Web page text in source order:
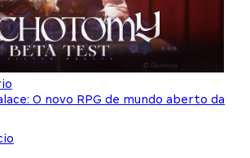
O novo RPG de mundo aberto da